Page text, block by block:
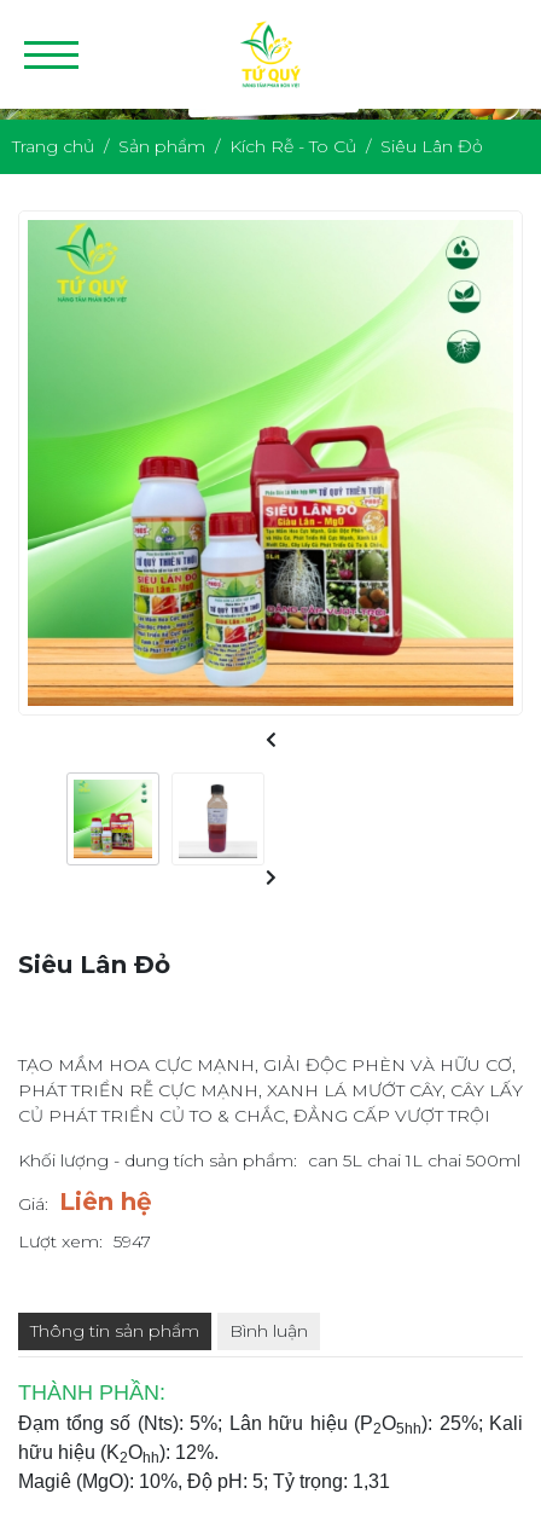
Trang chủ Sản phẩm Kích Rễ - To Củ Siêu Lân Đỏ
Siêu Lân Đỏ
TẠO MẦM HOA CỰC MẠNH, GIẢI ĐỘC PHÈN VÀ HỮU CƠ,
PHÁT TRIỂN RỄ CỰC MẠNH, XANH LÁ MƯỚT CÂY, CÂY LẤY
CỦ PHÁT TRIỂN CỦ TO & CHẮC, ĐẲNG CẤP VƯỢT TRỘI
Khối lượng - dung tích sản phẩm:
can 5L chai 1L chai 500ml
Giá:
Liên hệ
Lượt xem: 5947
Thông tin sản phẩm Bình luận
THÀNH PHẦN:
Đạm tổng số (Nts): 5%; Lân hữu hiệu (P2O5hh): 25%; Kali
hữu hiệu (K2Ohh): 12%.
Magiê (MgO): 10%, Độ pH: 5; Tỷ trọng: 1,31